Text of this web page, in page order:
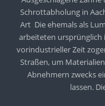
Schrottabholung in
Art Die ehemals als Lumpensammler bekannten Schrotthändler
arbeiteten ursprünglich
vorindustrieller Zeit
Straßen, um
Abnehmern zwecks